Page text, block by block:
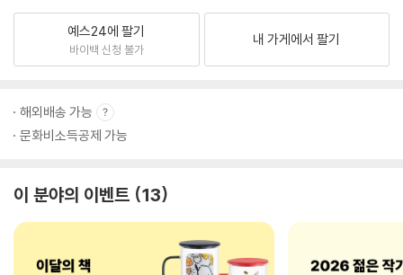
예스24에 팔기
바이백 신청 불가
내 가게에서 팔기
해외배송 가능
문화비소득공제 가능
이 분야의 이벤트 13